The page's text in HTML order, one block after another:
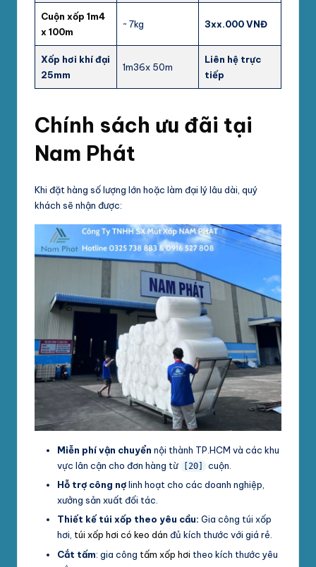
Cuộn xốp 1m4
x 100m
~ 7kg 3xx.000VNĐ
Xốp hơi khí đại
25mm
1m36x 50m
Liên hệ trực
tiếp
Chính sách ưu đãi tại
Nam Phát
Khi đặt hàng số lượng lớn hoặc làm đại lý lâu dài, quý
khách sẽ nhận được:
Miễn phí vận chuyển nội thành TP.HCM và các khu
vực lân cận cho đơn hàng từ
[20]
cuộn.
Hỗ trợ công nợlinh hoạt cho các doanh nghiệp,
xưởng sản xuất đối tác.
Thiết kế túi xốp theo yêu cầu: Gia công túi xốp
hơi, túi xốp hơi có keo dán đủ kích thước với giá rẻ.
Cắt tấm: gia công tấm xốp hơi theo kích thước yêu